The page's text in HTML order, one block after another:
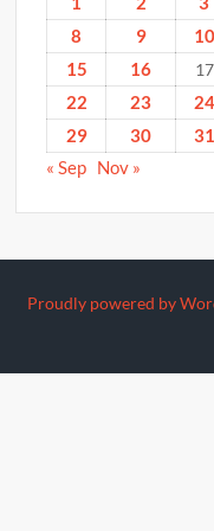
8
9 10
15
16 17
22
23 24
29
30
31
« Sep Nov »
Proudly powered by